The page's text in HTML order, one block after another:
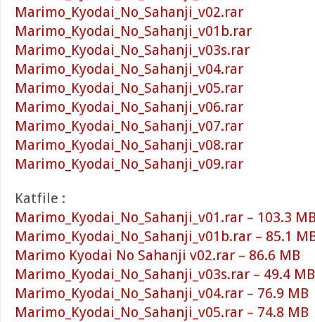
Marimo_Kyodai_No_Sahanji_v02.rar
Marimo_Kyodai_No_Sahanji_v01b.rar
Marimo_Kyodai_No_Sahanji_v03s.rar
Marimo_Kyodai_No_Sahanji_v04.rar
Marimo_Kyodai_No_Sahanji_v05.rar
Marimo_Kyodai_No_Sahanji_v06.rar
Marimo_Kyodai_No_Sahanji_v07.rar
Marimo_Kyodai_No_Sahanji_v08.rar
Marimo_Kyodai_No_Sahanji_v09.rar
Katfile :
Marimo_Kyodai_No_Sahanji_v01.rar – 103.3
Marimo_Kyodai_No_Sahanji_v01b.rar – 85.1
Marimo Kyodai No Sahanji v02.rar – 86.6 MB
Marimo_Kyodai_No_Sahanji_v03s.rar – 49.4 MB
Marimo_Kyodai_No_Sahanji_v04.rar – 76.9 MB
Marimo_Kyodai_No_Sahanji_v05.rar – 74.8 MB